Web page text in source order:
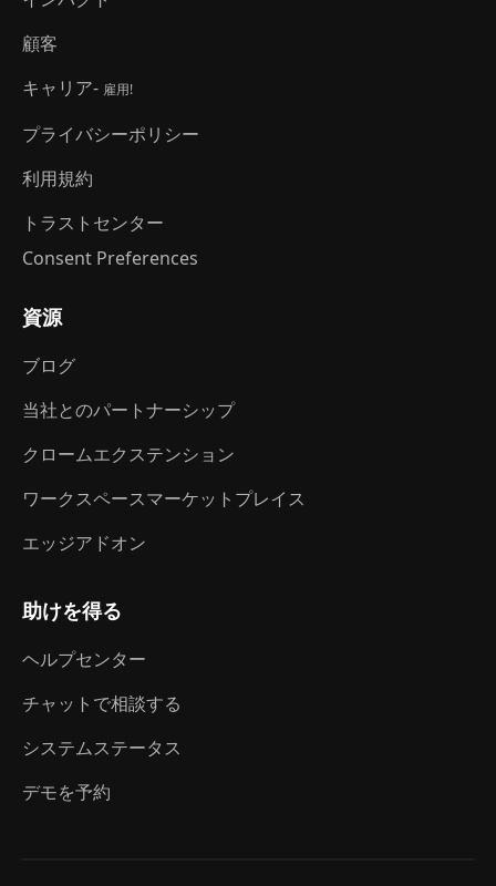
顧客
キャリア- 雇用!
プライバシーポリシー
利用規約
トラストセンター
Consent Preferences
資源
ブログ
当社とのパートナーシップ
クロームエクステンション
ワークスペースマーケットプレイス
エッジアドオン
助けを得る
ヘルプセンター
チャットで相談する
システムステータス
デモを予約